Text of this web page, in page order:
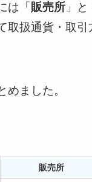
は「 販売所」と
取扱通貨・取
めました。
販売所